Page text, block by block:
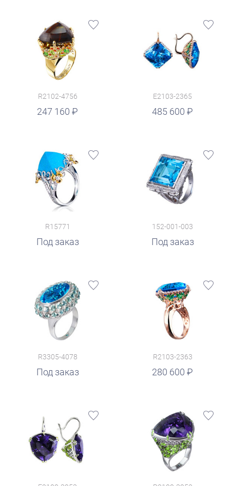
R2102-4756
247 160
E2103-2365
485 600
руб.
R15771
Под заказ
152-001-003
Под заказ
R3305-4078
Под заказ
R2103-2363
280 600
руб.